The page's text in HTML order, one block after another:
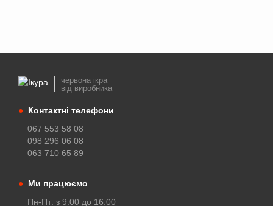
червона ікра
від виробника
● Контактні телефони
067 553 58 08
098 296 06 08
063 710 65 89
● Ми працюємо
Пн-Пт: з 9:00 до 16:00